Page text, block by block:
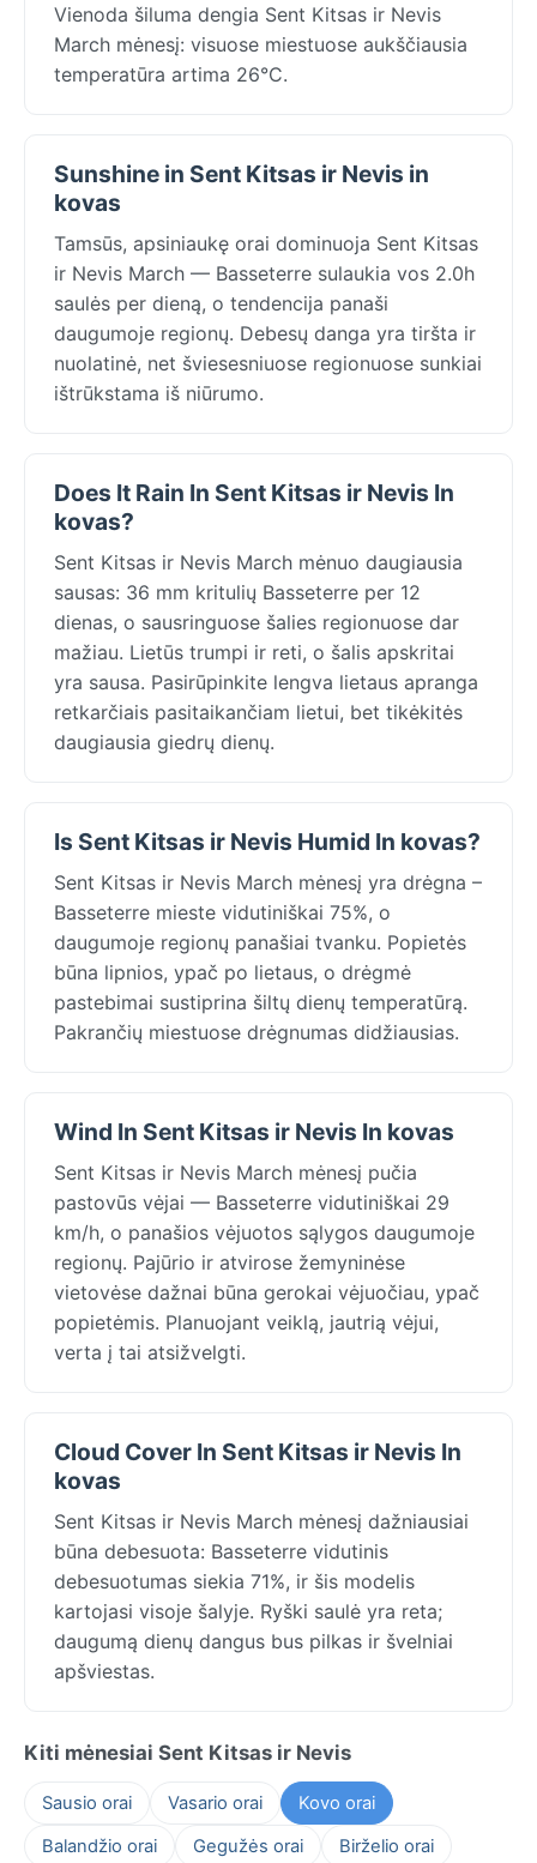
Vienoda šiluma dengia Sent Kitsas ir Nevis
March mėnesį: visuose miestuose aukščiausia
temperatūra artima 26°C.
Sunshine in Sent Kitsas ir Nevis in
kovas
Tamsūs, apsiniaukę orai dominuoja Sent Kitsas
ir Nevis March — Basseterre sulaukia vos 2.0h
saulės per dieną, o tendencija panaši
daugumoje regionų. Debesų danga yra tiršta ir
nuolatinė, net šviesesniuose regionuose sunkiai
ištrūkstama iš niūrumo.
Does It Rain In Sent Kitsas ir Nevis In
kovas?
Sent Kitsas ir Nevis March mėnuo daugiausia
sausas: 36 mm kritulių Basseterre per 12
dienas, o sausringuose šalies regionuose dar
mažiau. Lietūs trumpi ir reti, o šalis apskritai
yra sausa. Pasirūpinkite lengva lietaus apranga
retkarčiais pasitaikančiam lietui, bet tikėkitės
daugiausia giedrų dienų.
Is Sent Kitsas ir Nevis Humid In kovas?
Sent Kitsas ir Nevis March mėnesį yra drėgna –
Basseterre mieste vidutiniškai 75%, o
daugumoje regionų panašiai tvanku. Popietės
būna lipnios, ypač po lietaus, o drėgmė
pastebimai sustiprina šiltų dienų temperatūrą.
Pakrančių miestuose drėgnumas didžiausias.
Wind In Sent Kitsas ir Nevis In kovas
Sent Kitsas ir Nevis March mėnesį pučia
pastovūs vėjai — Basseterre vidutiniškai 29
km/h, o panašios vėjuotos sąlygos daugumoje
regionų. Pajūrio ir atvirose žemyninėse
vietovėse dažnai būna gerokai vėjuočiau, ypač
popietėmis. Planuojant veiklą, jautrią vėjui,
verta į tai atsižvelgti.
Cloud Cover In Sent Kitsas ir Nevis In
kovas
Sent Kitsas ir Nevis March mėnesį dažniausiai
būna debesuota: Basseterre vidutinis
debesuotumas siekia 71%, ir šis modelis
kartojasi visoje šalyje. Ryški saulė yra reta;
daugumą dienų dangus bus pilkas ir švelniai
apšviestas.
Kiti mėnesiai Sent Kitsas ir Nevis
Sausio orai Vasario orai
Kovo orai
Balandžio orai
Gegužės orai Birželio orai